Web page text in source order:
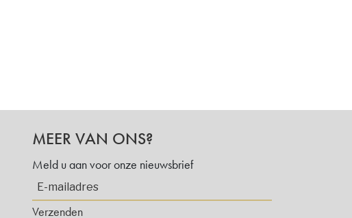
MEER VAN ONS?
Meld u aan voor onze nieuwsbrief